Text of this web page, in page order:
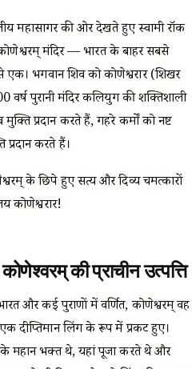
महासागर की ओर देखते हुए स्वामी रॉक
मंदिर — भारत के बाहर सबसे
एक। भगवान शिव को कोणेश्वरार (शिखर
पुरानी मंदिर कलियुग की शक्तिशाली
प्रदान करते हैं, गहरे कर्मों को नष्ट
करते हैं।
के छिपे हुए सत्य और दिव्य चमत्कारों
कोणेश्वरार!
की प्राचीन उत्पत्ति
और कई पुराणों में वर्णित, कोणेश्वरम् वह
दीप्तिमान लिंग के रूप में प्रकट हुए।
के महान भक्त थे, यहां पूजा करते थे और